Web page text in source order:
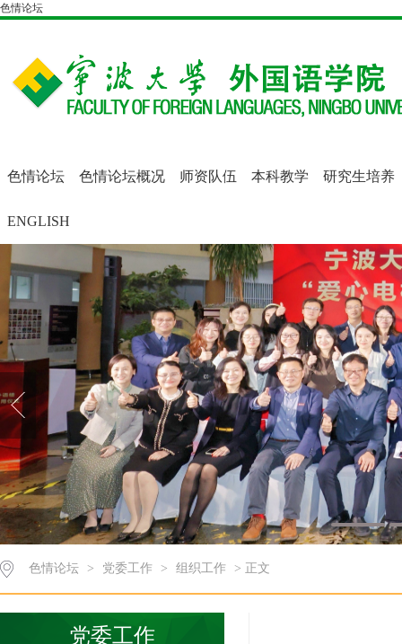
色情论坛
色情论坛 色情论坛概况 师资队伍 本科教学 研究生培养
ENGLISH
色情论坛 > 党委工作 > 组织工作 > 正文
党委工作